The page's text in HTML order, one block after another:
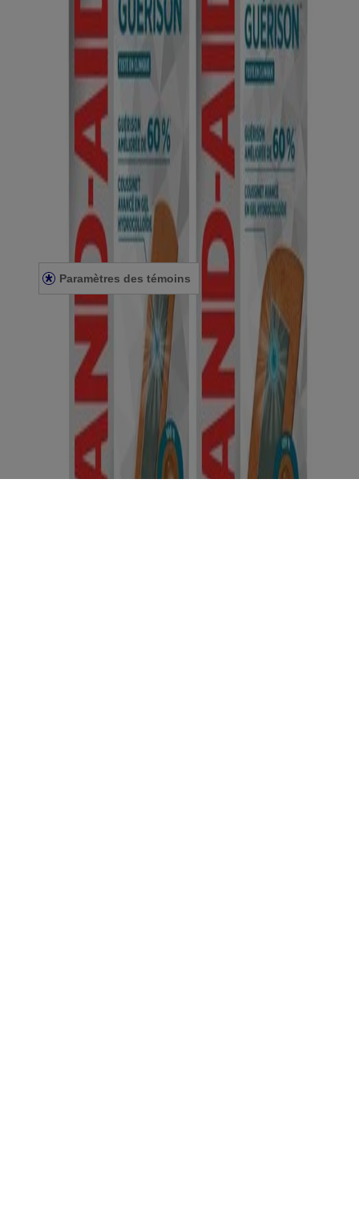
Les personnes diabétiques et celles souffrant de mauvaise circulation
ne doivent utiliser ces pansements que sous la supervision d’un
médecin. Cesser l’emploi et consulter un médecin en cas de rougeur,
d’enflure ou de réaction allergique. Ne pas appliquer sur une plaie
profonde ou perforante, une peau fragile, des brûlures, des points de
suture, une région infectée, ni chez les enfants de moins de 2 ans.
Garder hors de la portée des enfants.
Ce site web contient des informations sur les produits et peut différer
des informations figurant sur l'emballage du produit que vous
pourriez avoir. Veuillez consulter l'emballage de votre produit pour
obtenir les informations les plus récentes.
Énoncé de confidentialité
Énoncé sur l’accessibilité
Conditions générales
Paramètres des témoins
Conditions générales
Nous joindre
© Kenvue Canada Inc. 2025. Tous droits réservés. Ce site Web est
destiné aux visiteurs du Canada. Les marques de tiers utilisées ici
sont des marques de commerce de leurs propriétaires respectifs.
Assurez-vous que ce produit vous convient. Lisez et respectez
toujours l'étiquette.